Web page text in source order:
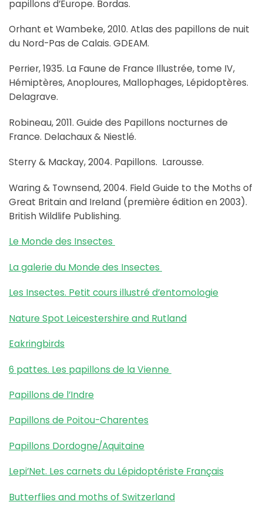
papillons d’Europe. Bordas.
Orhant et Wambeke, 2010. Atlas des papillons de nuit
du Nord-Pas de Calais. GDEAM.
Perrier, 1935. La Faune de France Illustrée, tome IV,
Hémiptères, Anoploures, Mallophages, Lépidoptères.
Delagrave.
Robineau, 2011. Guide des Papillons nocturnes de
France. Delachaux & Niestlé.
Sterry & Mackay, 2004. Papillons. Larousse.
Waring & Townsend, 2004. Field Guide to the Moths of
Great Britain and Ireland (première édition en 2003).
British Wildlife Publishing.
Le Monde des Insectes
La galerie du Monde des Insectes
Les Insectes. Petit cours illustré d’entomologie
Nature Spot Leicestershire and Rutland
Eakringbirds
6 pattes. Les papillons de la Vienne
Papillons de l’Indre
Papillons de Poitou-Charentes
Papillons Dordogne/Aquitaine
Lepi’Net. Les carnets du Lépidoptériste Français
Butterflies and moths of Switzerland